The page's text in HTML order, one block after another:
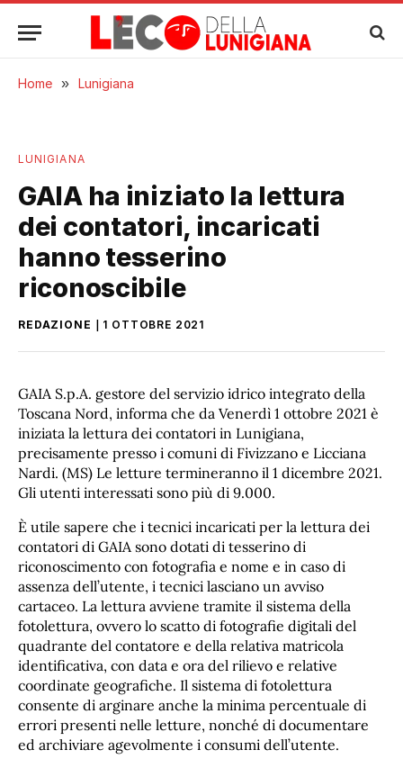
Home » Lunigiana
LUNIGIANA
GAIA ha iniziato la lettura
dei contatori, incaricati
hanno tesserino
riconoscibile
REDAZIONE 1 OTTOBRE 2021
GAIA S.p.A. gestore del servizio idrico integrato della
Toscana Nord, informa che da Venerdì 1 ottobre 2021 è
iniziata la lettura dei contatori in Lunigiana,
precisamente presso i comuni di Fivizzano e Licciana
Nardi. (MS) Le letture termineranno il 1 dicembre 2021.
Gli utenti interessati sono più di 9.000.
È utile sapere che i tecnici incaricati per la lettura dei
contatori di GAIA sono dotati di tesserino di
riconoscimento con fotografia e nome e in caso di
assenza dell’utente, i tecnici lasciano un avviso
cartaceo. La lettura avviene tramite il sistema della
fotolettura, ovvero lo scatto di fotografie digitali del
quadrante del contatore e della relativa matricola
identificativa, con data e ora del rilievo e relative
coordinate geografiche. Il sistema di fotolettura
consente di arginare anche la minima percentuale di
errori presenti nelle letture, nonché di documentare
ed archiviare agevolmente i consumi dell’utente.